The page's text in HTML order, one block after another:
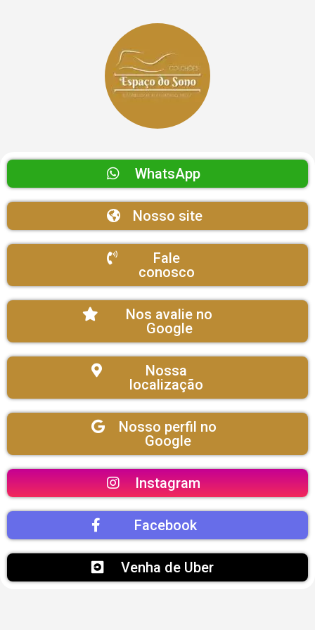
WhatsApp
Nosso site
Fale
conosco
Nos avalie no
Google
Nossa
localização
Nosso perfil no
Google
Instagram
Facebook
Venha de Uber